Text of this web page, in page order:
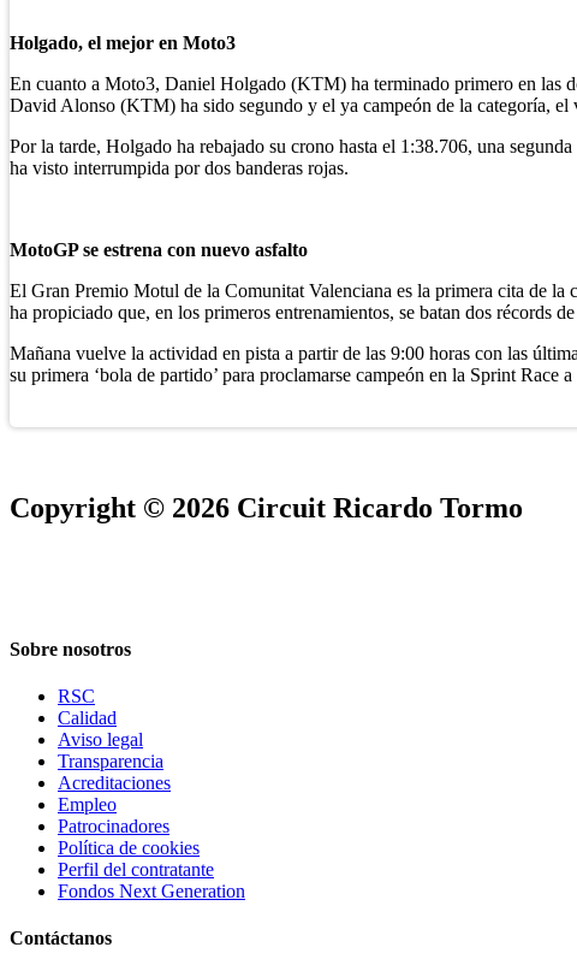
Holgado, el mejor en Moto3
En cuanto a Moto3, Daniel Holgado (KTM) ha terminado primero en las
David Alonso (KTM) ha sido segundo y el ya campeón de la categoría, el
Por la tarde, Holgado ha rebajado su crono hasta el 1:38.706, una
ha visto interrumpida por dos banderas rojas.
MotoGP se estrena con nuevo asfalto
El Gran Premio Motul de la Comunitat Valenciana es la primera cita de
ha propiciado que, en los primeros entrenamientos, se batan dos récords
Mañana vuelve la actividad en pista a partir de las 9:00 horas con las
su primera ‘bola de partido’ para proclamarse campeón en la Sprint Race
Copyright © 2026 Circuit Ricardo Tormo
Sobre nosotros
RSC
Calidad
Aviso legal
Transparencia
Acreditaciones
Empleo
Patrocinadores
Política de cookies
Perfil del contratante
Fondos Next Generation
Contáctanos